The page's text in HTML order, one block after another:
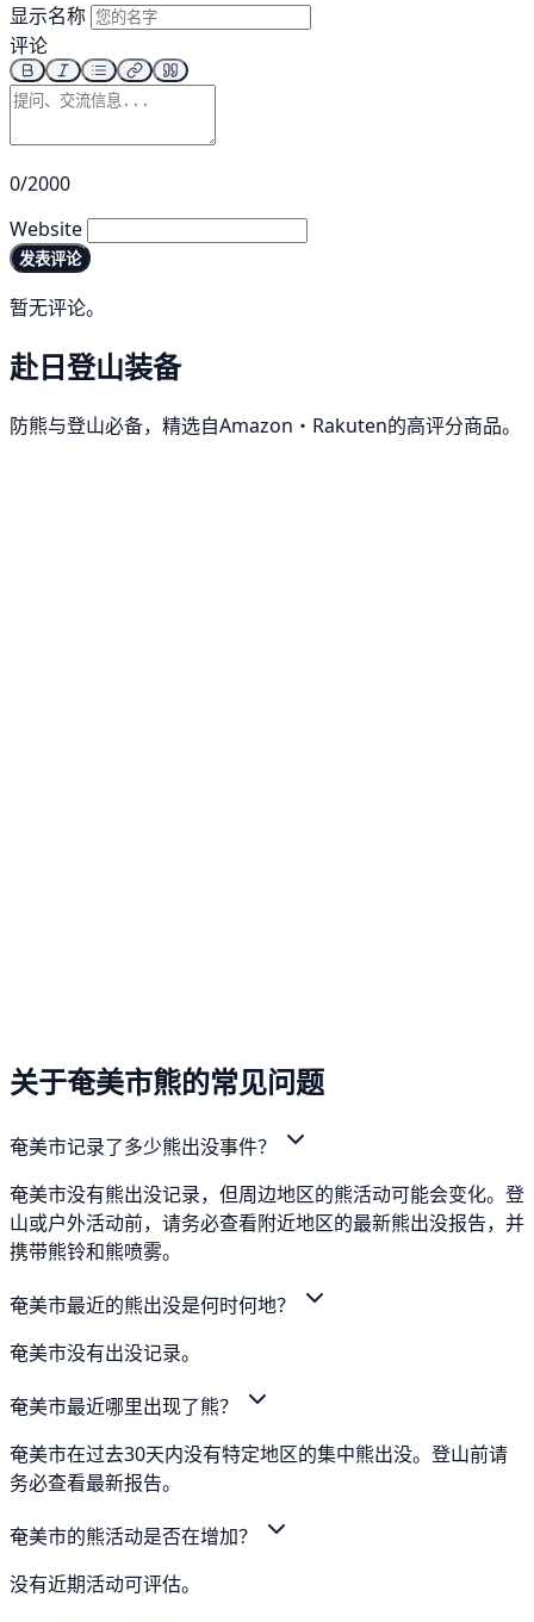
显示名称
评论
0/2000
Website
发表评论
暂无评论。
赴日登山装备
防熊与登山必备，精选自Amazon・Rakuten的高评分商品。
关于奄美市熊的常见问题
奄美市记录了多少熊出没事件？
奄美市没有熊出没记录，但周边地区的熊活动可能会变化。登
山或户外活动前，请务必查看附近地区的最新熊出没报告，并
携带熊铃和熊喷雾。
奄美市最近的熊出没是何时何地？
奄美市没有出没记录。
奄美市最近哪里出现了熊？
奄美市在过去30天内没有特定地区的集中熊出没。登山前请
务必查看最新报告。
奄美市的熊活动是否在增加？
没有近期活动可评估。